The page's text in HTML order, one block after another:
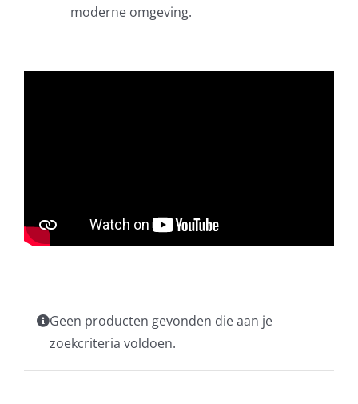
Beschermhoezen
Verlichting
Glatz Vita Collectie
moderne omgeving.
Geen producten gevonden die aan je
zoekcriteria voldoen.